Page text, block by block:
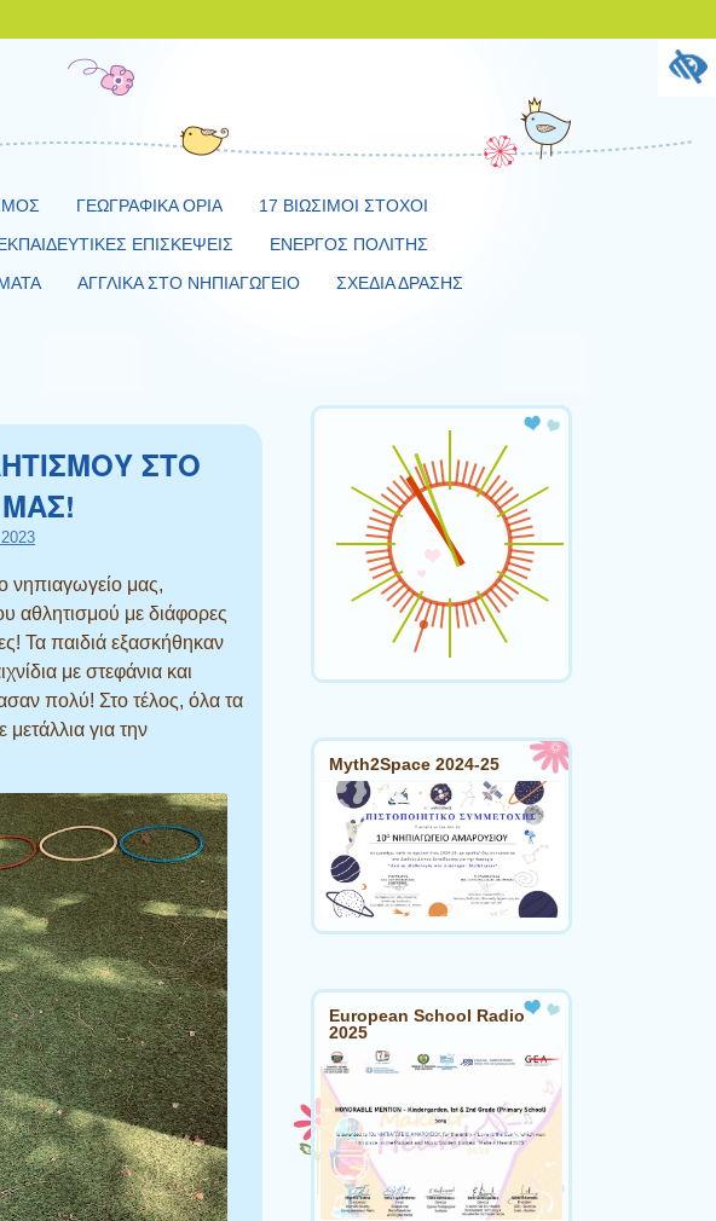
ΓΕΩΓΡΑΦΙΚΑ ΟΡΙΑ
17 ΒΙΩΣΙΜΟΙ ΣΤΟΧΟΙ
ΕΠΙΣΚΕΨΕΙΣ
ΕΝΕΡΓΟΣ ΠΟΛΙΤΗΣ
ΑΓΓΛΙΚΑ ΣΤΟ ΝΗΠΙΑΓΩΓΕΙΟ
ΣΧΕΔΙΑ ΔΡΑΣΗΣ
ΣΤΟ
νηπιαγωγείο μας,
αθλητισμού με διάφορες
Τα παιδιά εξασκήθηκαν
με στεφάνια και
πολύ! Στο τέλος, όλα τα
μετάλλια για την
Myth2Space 2024-25
European School Radio
2025